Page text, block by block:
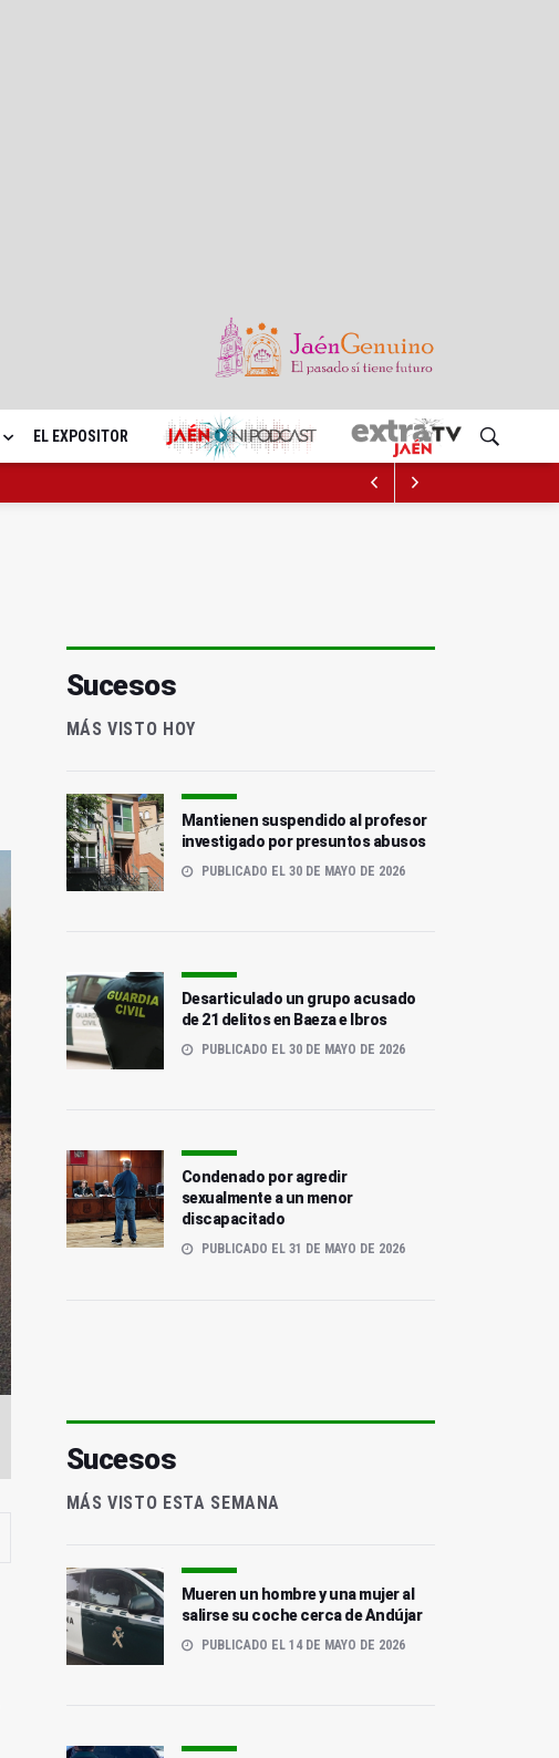
EL EXPOSITOR
Sucesos
MÁS VISTO HOY
Mantienen suspendido al profesor
investigado por presuntos abusos
PUBLICADO EL 30 DE MAYO DE 2026
Desarticulado un grupo acusado
de 21 delitos en Baeza e Ibros
PUBLICADO EL 30 DE MAYO DE 2026
Condenado por agredir
sexualmente a un menor
discapacitado
PUBLICADO EL 31 DE MAYO DE 2026
Sucesos
MÁS VISTO ESTA SEMANA
Mueren un hombre y una mujer al
salirse su coche cerca de Andújar
PUBLICADO EL 14 DE MAYO DE 2026